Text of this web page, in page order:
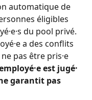
automatique de
éligibles
du pool privé.
a des conflits
pas être pris⸱e
est jugé⸱
garantit pas